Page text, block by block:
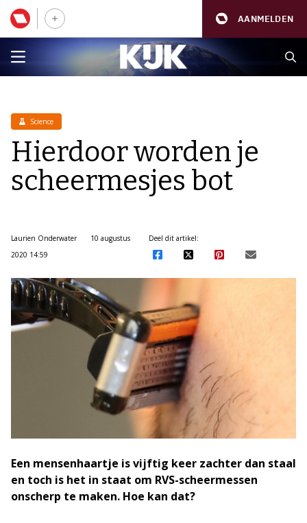
AANMELDEN
Science
Hierdoor worden je
scheermesjes bot
Laurien Onderwater
10 augustus
2020 14:59
Deel dit artikel:
Een mensenhaartje is vijftig keer zachter dan staal
en toch is het in staat om RVS-scheermessen
onscherp te maken. Hoe kan dat?